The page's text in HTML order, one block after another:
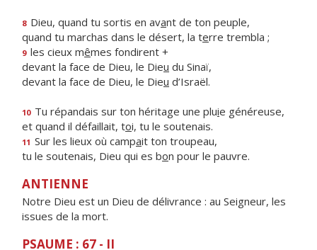
8 Dieu, quand tu sortis en avant de ton peuple,
quand tu marchas dans le désert, la terre trembla ;
9 les cieux mêmes fondirent +
devant la face de Dieu, le Dieu du Sinaï,
devant la face de Dieu, le Dieu d’Israël.
10 Tu répandais sur ton héritage une pluie généreuse,
et quand il défaillait, toi, tu le soutenais.
11 Sur les lieux où campait ton troupeau,
tu le soutenais, Dieu qui es bon pour le pauvre.
ANTIENNE
Notre Dieu est un Dieu de délivrance : au Seigneur, les
issues de la mort.
PSAUME : 67 - II